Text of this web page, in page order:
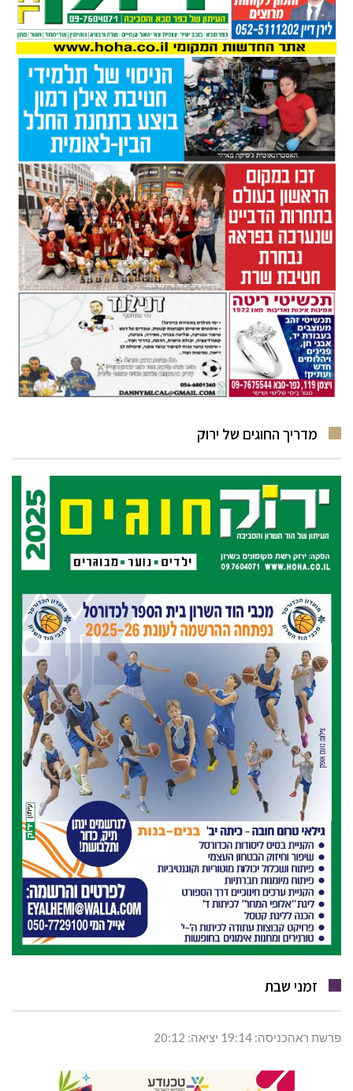
מדריך החוגים של ירוק
זמני שבת
פרשת ראהכניסה: 19:14 יציאה: 20:12